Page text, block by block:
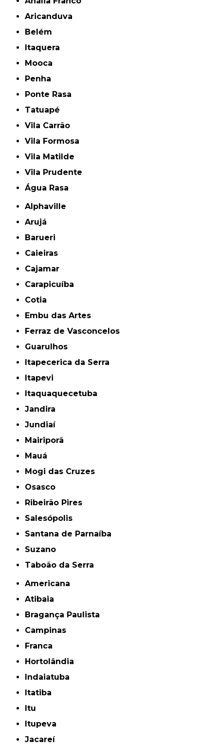
Aricanduva
Belém
Itaquera
Mooca
Penha
Ponte Rasa
Tatuapé
Vila Carrão
Vila Formosa
Vila Matilde
Vila Prudente
Água Rasa
Alphaville
Arujá
Barueri
Caieiras
Cajamar
Carapicuíba
Cotia
Embu das Artes
Ferraz de Vasconcelos
Guarulhos
Itapecerica da Serra
Itapevi
Itaquaquecetuba
Jandira
Jundiaí
Mairiporã
Mauá
Mogi das Cruzes
Osasco
Ribeirão Pires
Salesópolis
Santana de Parnaíba
Suzano
Taboão da Serra
Americana
Atibaia
Bragança Paulista
Campinas
Franca
Hortolândia
Indaiatuba
Itatiba
Itu
Itupeva
Jacareí